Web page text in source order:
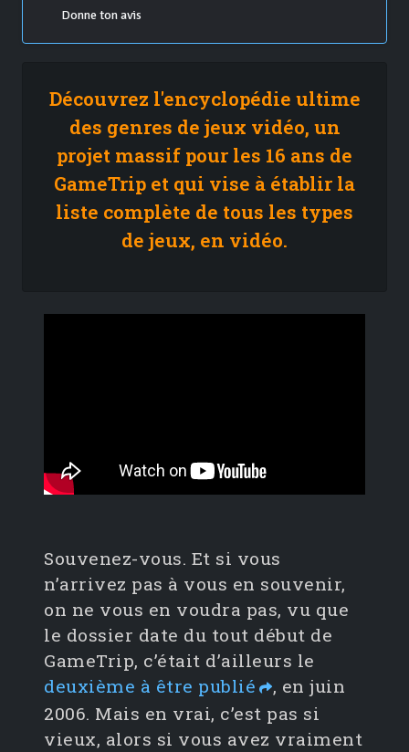
Donne ton avis
Découvrez l'encyclopédie ultime
des genres de jeux vidéo, un
projet massif pour les 16 ans de
GameTrip et qui vise à établir la
liste complète de tous les types
de jeux, en vidéo.
Souvenez-vous. Et si vous
n’arrivez pas à vous en souvenir,
on ne vous en voudra pas, vu que
le dossier date du tout début de
GameTrip, c’était d’ailleurs le
deuxième à être publié
, en juin
2006. Mais en vrai, c’est pas si
vieux, alors si vous avez vraiment